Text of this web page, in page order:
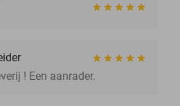
! Een aanrader.